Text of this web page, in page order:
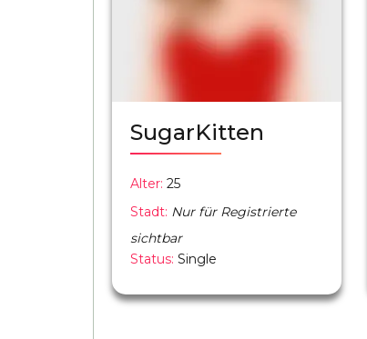
SugarKitten
Alter: 25
Stadt: Nur für Registrierte
sichtbar
Status: Single